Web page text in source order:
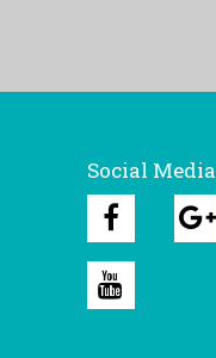
Social Media